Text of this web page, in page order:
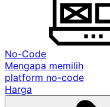
No-Code
Mengapa memilih
platform no-code
Harga